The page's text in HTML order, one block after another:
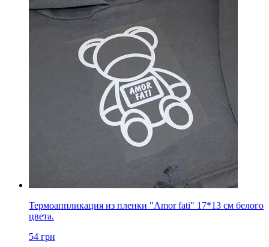
Термоаппликация из пленки "Amor fati" 17*13 см белого
цвета.
54 грн